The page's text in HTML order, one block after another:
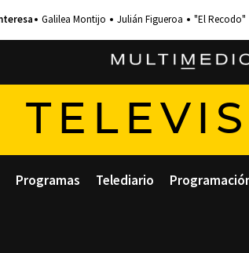
Galilea Montijo Julián Figueroa "El Recodo"
Programas Telediario